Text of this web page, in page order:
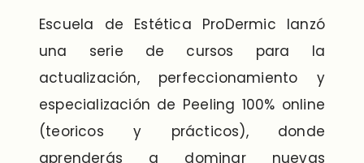
Escuela de Estética ProDermic lanzó
una serie de cursos para la
actualización, perfeccionamiento y
especialización de Peeling 100% online
(teoricos y prácticos), donde
aprenderás a dominar nuevas